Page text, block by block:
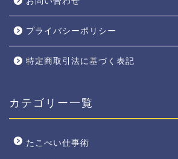
プライバシーポリシー
特定商取引法に基づく表記
カテゴリー一覧
たこべい仕事術